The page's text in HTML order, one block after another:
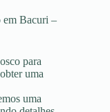
em Bacuri –
para
uma
uma